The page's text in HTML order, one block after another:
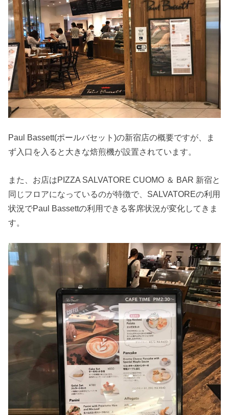
Paul Bassett(ポールバセット)の新宿店の概要ですが、ま
ず入口を入ると大きな焙煎機が設置されています。
また、お店はPIZZA SALVATORE CUOMO ＆ BAR 新宿と
同じフロアになっているのが特徴で、SALVATOREの利用
状況でPaul Bassettの利用できる客席状況が変化してきま
す。